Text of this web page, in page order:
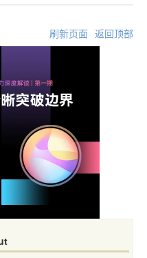
刷新页面 返回顶部